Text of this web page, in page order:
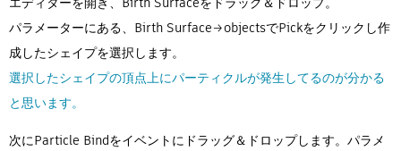
パラメーターにある、Birth Surface→objectsでPickをクリックし作
成したシェイプを選択します。
選択したシェイプの頂点上にパーティクルが発生してるのが分かる
と思います。
次にParticle Bindをイベントにドラッグ＆ドロップします。パラメ